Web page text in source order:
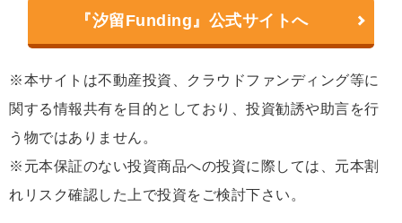
『汐留Funding』公式サイトへ
※本サイトは不動産投資、クラウドファンディング等に
関する情報共有を目的としており、投資勧誘や助言を行
う物ではありません。
※元本保証のない投資商品への投資に際しては、元本割
れリスク確認した上で投資をご検討下さい。